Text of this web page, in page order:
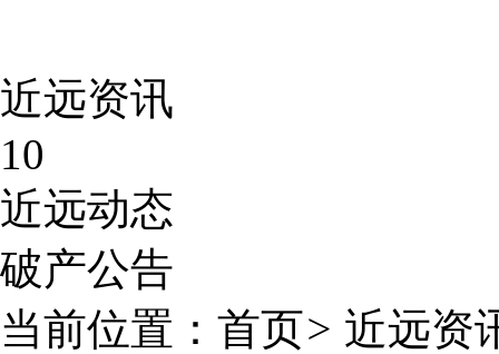
近远资讯
10
近远动态
破产公告
当前位置： 首页> 近远资